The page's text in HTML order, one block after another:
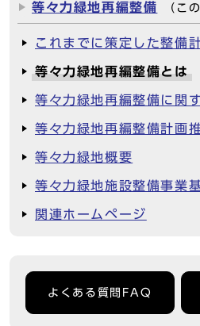
等々力緑地再編整備 （こ
これまでに策定した整備
等々力緑地再編整備とは
等々力緑地再編整備に関
等々力緑地再編整備計画
等々力緑地概要
等々力緑地施設整備事業
関連ホームページ
よくある質問FAQ